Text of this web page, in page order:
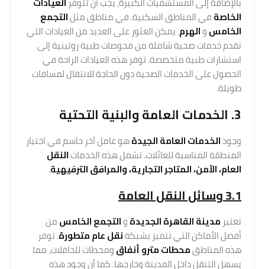
الخاصةفي المناطق السكنية. في مناطق مثلالتجمع
الخامسوالهرم، يمكن العثور على العديد من العيادات التي
تقدم خدمات صحية شاملة من فحوصات طبية روتينية إلى
استشارات طبية متخصصة. توفر هذه العيادات الراحة في
الحصول على الخدمات الصحية دون الحاجة للانتقال لمسافات
طويلة.
3. الخدمات العامة و البنية التحتية
وجودالخدمات العامة الجيدةهو عامل آخر حاسم في اختيار
المنطقة المناسبة للعائلات. تشمل هذه الخدماتالنقل
العام، الأمن، المتاجر التجارية، والمرافق الترفيهية.
3.1 وسائل النقل العامة
تعتبر مدينة القاهرة الجديدةوالتجمع الخامسمن
أفضل الأماكن التي تتميز بشبكةنقل عام متطورة. توفر
هذه المناطقمحطات مترو أنفاقومحطات للحافلات، مما
يسهل التنقل داخل المدينة وخارجها. كما أن وجود هذه